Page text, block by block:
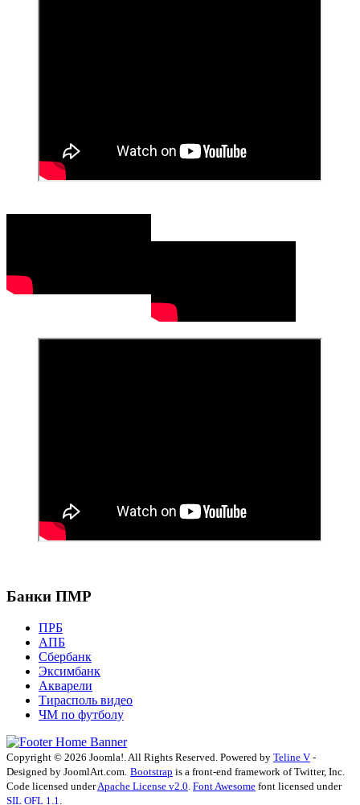
Банки ПМР
ПРБ
АПБ
Сбербанк
Эксимбанк
Акварели
Тирасполь видео
ЧМ по футболу
Copyright © 2026 Joomla!. All Rights Reserved. Powered by Teline V -
Designed by JoomlArt.com. Bootstrap is a front-end framework of Twitter, Inc.
Code licensed underApache License v2.0 Font Awesome font licensed under
SIL OFL 1.1